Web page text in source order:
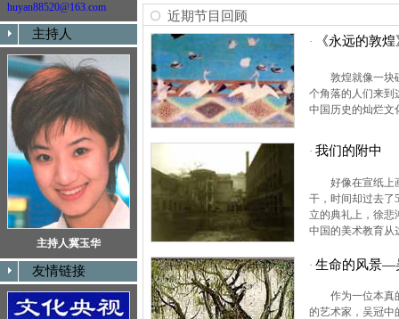
huyan88520@163.com
主持人
主持人冀玉华
友情链接
近期节目回顾
· 《永远的敦
敦煌就像一块
个角落的人们来到
中国历史的灿烂文
· 我们的附中
好像在宣纸上
干，时间却过去了
立的典礼上，徐悲
中国的美术教育从
· 生命的风景—
作为一位本真
的艺术家，吴冠中